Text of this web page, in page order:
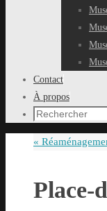
Contact
À propos
Recherche
:
«
Place-